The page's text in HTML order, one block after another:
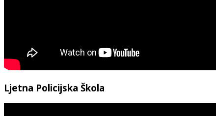
Ljetna Policijska Škola